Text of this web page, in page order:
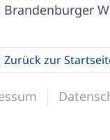
Zurück zur